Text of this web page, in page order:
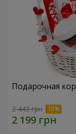
Подарочная
2 443 грн